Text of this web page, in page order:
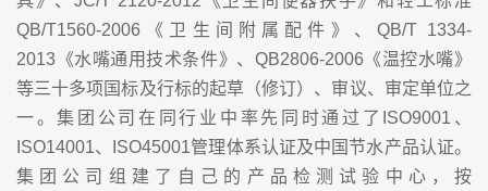
QB/T1560-2006《卫生间附属配件》、QB/T 1334-
2013《水嘴通用技术条件》、QB2806-2006《温控水嘴》
等三十多项国标及行标的起草（修订）、审议、审定单位之
一。集团公司在同行业中率先同时通过了ISO9001、
ISO14001、ISO45001管理体系认证及中国节水产品认证。
集团公司组建了自己的产品检测试验中心，按